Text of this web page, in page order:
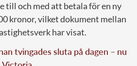
till och med att betala för en ny
kronor, vilket dokument mellan
har visat.
tvingades sluta på dagen – nu